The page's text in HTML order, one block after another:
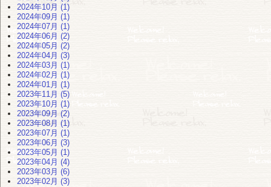
2024年10月 (1)
2024年09月 (1)
2024年07月 (1)
2024年06月 (2)
2024年05月 (2)
2024年04月 (3)
2024年03月 (1)
2024年02月 (1)
2024年01月 (1)
2023年11月 (5)
2023年10月 (1)
2023年09月 (2)
2023年08月 (1)
2023年07月 (1)
2023年06月 (3)
2023年05月 (1)
2023年04月 (4)
2023年03月 (6)
2023年02月 (3)